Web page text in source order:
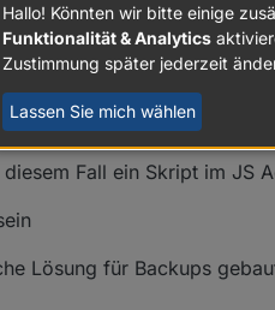
Adapter noch von daemon
man die Systemlast
verzichten.
Fall ein Skript im JS
Lösung für Backups
Hallo! Könnten wir bitte einige
Funktionalität & Analytics
Zustimmung später jederzeit
Lassen Sie mich wählen